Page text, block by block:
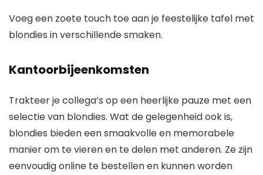
Voeg een zoete touch toe aan je feestelijke tafel met
blondies in verschillende smaken.
Kantoorbijeenkomsten
Trakteer je collega’s op een heerlijke pauze met een
selectie van blondies. Wat de gelegenheid ook is,
blondies bieden een smaakvolle en memorabele
manier om te vieren en te delen met anderen. Ze zijn
eenvoudig online te bestellen en kunnen worden